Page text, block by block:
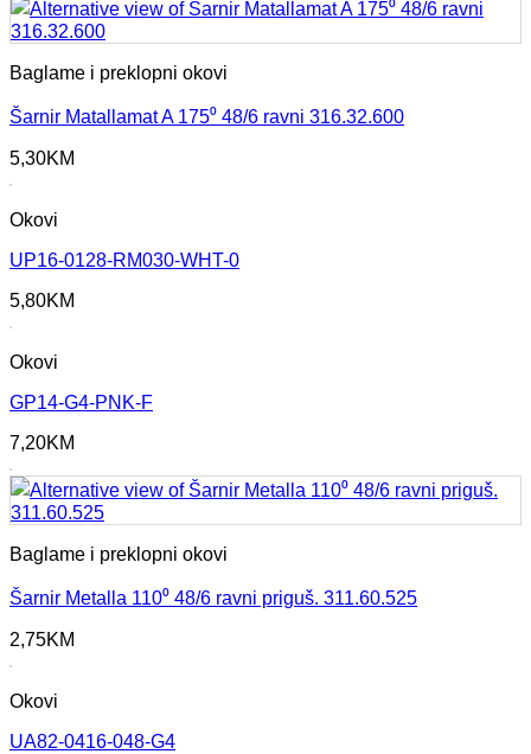
Baglame i preklopni okovi
Šarnir Matallamat A 175⁰ 48/6 ravni 316.32.600
5,30KM
Okovi
UP16-0128-RM030-WHT-0
5,80KM
Okovi
GP14-G4-PNK-F
7,20KM
Baglame i preklopni okovi
Šarnir Metalla 110⁰ 48/6 ravni priguš. 311.60.525
2,75KM
Okovi
UA82-0416-048-G4